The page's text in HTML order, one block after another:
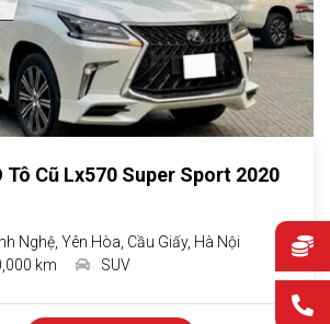
Tô Cũ Lx570 Super Sport 2020
Nghệ, Yên Hòa, Cầu Giấy, Hà Nội
km SUV